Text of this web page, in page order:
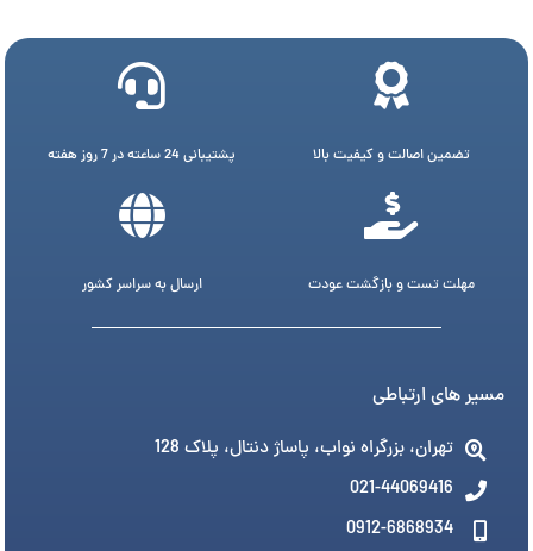
تضمین اصالت و کیفیت بالا پشتیبانی 24 ساعته در 7 روز هفته
مهلت تست و بازگشت عودت ارسال به سراسر کشور
مسیر های ارتباطی
تهران، بزرگراه نواب، پاساژ دنتال، پلاک 128
021-44069416
0912-6868934